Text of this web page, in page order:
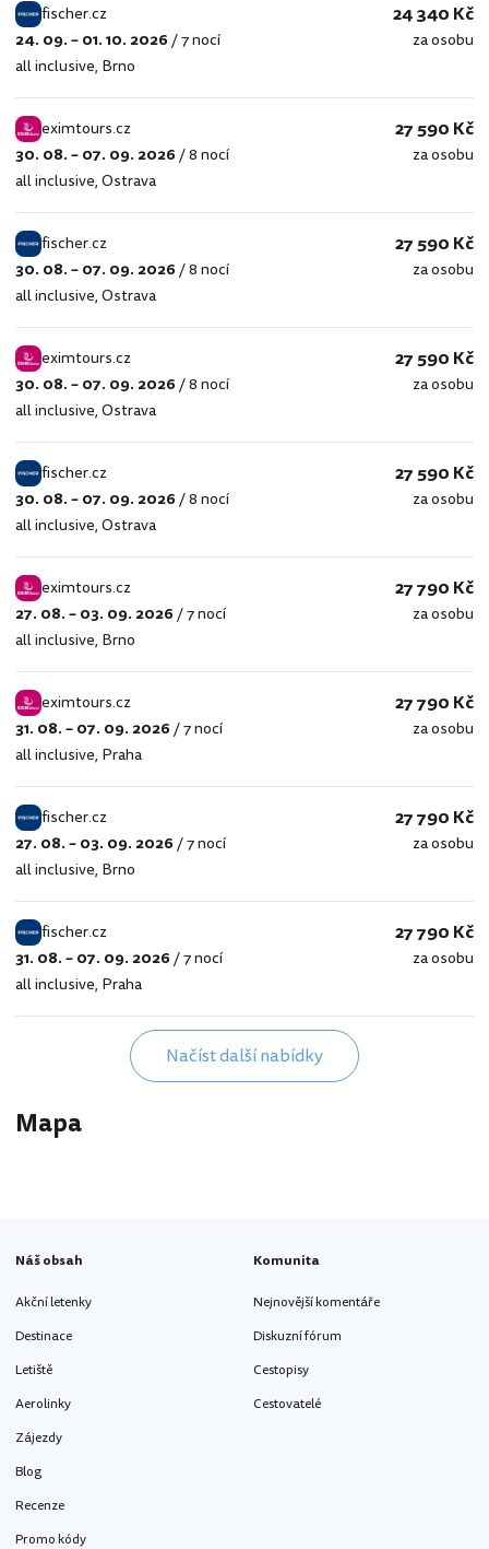
fischer.cz
fischer.cz
24. 09. – 01. 10. 2026/7 nocí
all inclusive, Brno
24 340 Kč
za osobu
eximtours.cz
eximtours.cz
30. 08. – 07. 09. 2026/8 nocí
all inclusive,Ostrava
27 590 Kč
za osobu
fischer.cz
fischer.cz
30. 08. – 07. 09. 2026/8 nocí
all inclusive,Ostrava
27 590 Kč
za osobu
eximtours.cz
eximtours.cz
30. 08. – 07. 09. 2026/8 nocí
all inclusive,Ostrava
27 590 Kč
za osobu
fischer.cz
fischer.cz
30. 08. – 07. 09. 2026/8 nocí
all inclusive,Ostrava
27 590 Kč
za osobu
eximtours.cz
eximtours.cz
27. 08. – 03. 09. 2026/7 nocí
all inclusive, Brno
27 790 Kč
za osobu
eximtours.cz
eximtours.cz
31. 08. – 07. 09. 2026/7 nocí
all inclusive, Praha
27 790 Kč
za osobu
fischer.cz
fischer.cz
27. 08. – 03. 09. 2026/7 nocí
all inclusive, Brno
27 790 Kč
za osobu
fischer.cz
fischer.cz
31. 08. – 07. 09. 2026/7 nocí
all inclusive, Praha
27 790 Kč
za osobu
Načíst další nabídky
Mapa
Náš obsah
Akční letenky
Destinace
Letiště
Aerolinky
Zájezdy
Blog
Recenze
Promo kódy
Komunita
Nejnovější komentáře
Diskuzní fórum
Cestopisy
Cestovatelé